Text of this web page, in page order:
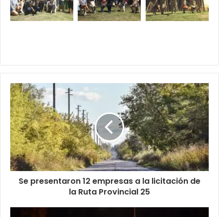
Se presentaron 12 empresas a la licitación de
la Ruta Provincial 25